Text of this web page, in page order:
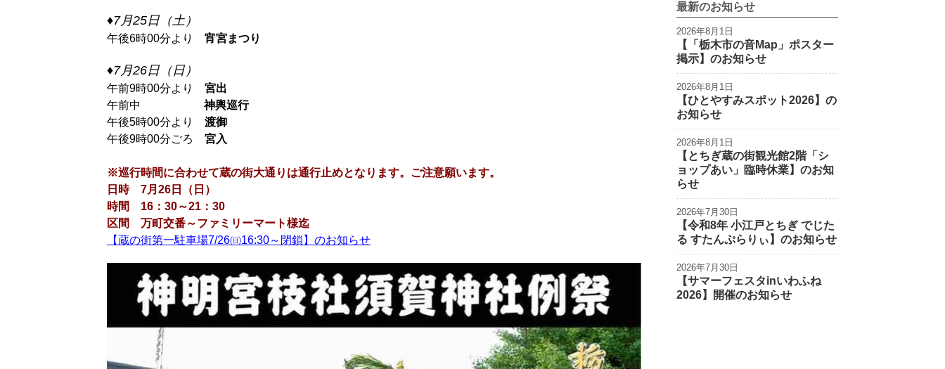
♦7月25日（土）
午後6時00分より 宵宮まつり
♦7月26日（日）
午前9時00分より 宮出
午前中
神輿巡行
午後5時00分より 渡御
午後9時00分ごろ 宮入
※巡行時間に合わせて蔵の街大通りは通行止めとなります。ご注意願います。
日時 7月26日（日）
時間 16：30～21：30
区間 万町交番～ファミリーマート様迄
【蔵の街第一駐車場7/26㈰16:30～閉鎖】のお知らせ
最新のお知らせ
2026年8月1日
【「栃木市の音Map」ポスター
掲示】のお知らせ
2026年8月1日
【ひとやすみスポット2026】の
お知らせ
2026年8月1日
【とちぎ蔵の街観光館2階「シ
ョップあい」臨時休業】のお知
らせ
2026年7月30日
【令和8年 小江戸とちぎ でじた
る すたんぷらりぃ】のお知らせ
2026年7月30日
【サマーフェスタinいわふね
2026】開催のお知らせ